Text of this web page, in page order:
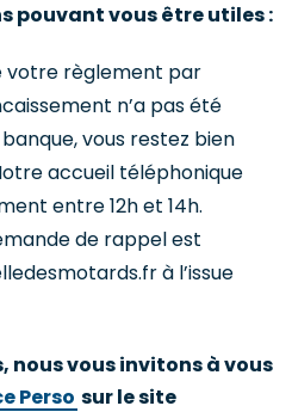
pouvant vous être utiles :
votre règlement par
n’a pas été
vous restez bien
accueil téléphonique
entre 12h et 14h.
de rappel est
à l’issue
nous vous invitons à vous
Perso sur le site